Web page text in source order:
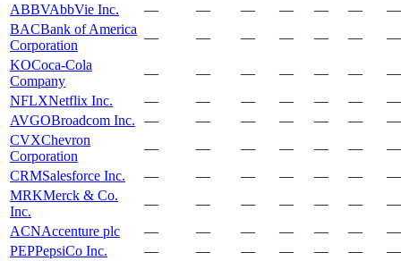
ABBVAbbVie Inc. — — — — — —
—
BACBank of America
Corporation
— — — — — —
—
KOCoca-Cola
Company
— — — — — —
—
NFLXNetflix Inc. — — — — — —
—
AVGOBroadcom Inc. — — — — — —
—
CVXChevron
Corporation
— — — — — —
—
CRMSalesforce Inc. — — — — — —
—
MRKMerck & Co.
Inc.
— — — — — —
—
ACNAccenture plc — — — — — —
—
PEPPepsiCo Inc. — — — — — —
—